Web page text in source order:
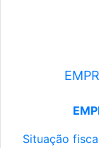
Situação